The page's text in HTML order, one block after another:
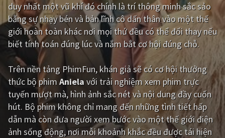
Viễn tưởng Khoa học - Tài liệu
Hoạt hình Thể thao
Tình cảm - Lãng mạn Kỳ ảo
Giật gân Gia đình
Bí ẩn Lịch sử
Viễn Tây Tiểu sử
GameShow DramaTV
duy nhất một vũ khí đó chính là trí thông minh sắc sảo
bằng sự nhạy bén và bản lĩnh cô dấn thân vào một thế
giới hoàn toàn khác nơi mọi thứ đều có thể đổi thay nếu
biết tính toán đúng lúc và nắm bắt cơ hội đúng chỗ.
Trên nền tảng PhimFun, khán giả sẽ có cơ hội thưởng
thức bộ phimAnielavới trải nghiệm xem phim trực
tuyến mượt mà, hình ảnh sắc nét và nội dung đầy cuốn
hút. Bộ phim không chỉ mang đến những tình tiết hấp
dẫn mà còn đưa người xem bước vào một thế giới điện
ảnh sống động, nơi mỗi khoảnh khắc đều được tái hiện